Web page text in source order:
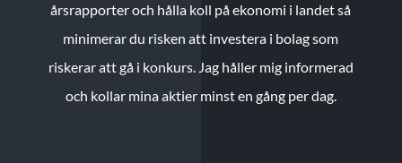
årsrapporter och hålla koll på ekonomi i landet så
minimerar du risken att investera i bolag som
riskerar att gå i konkurs. Jag håller mig informerad
och kollar mina aktier minst en gång per dag.